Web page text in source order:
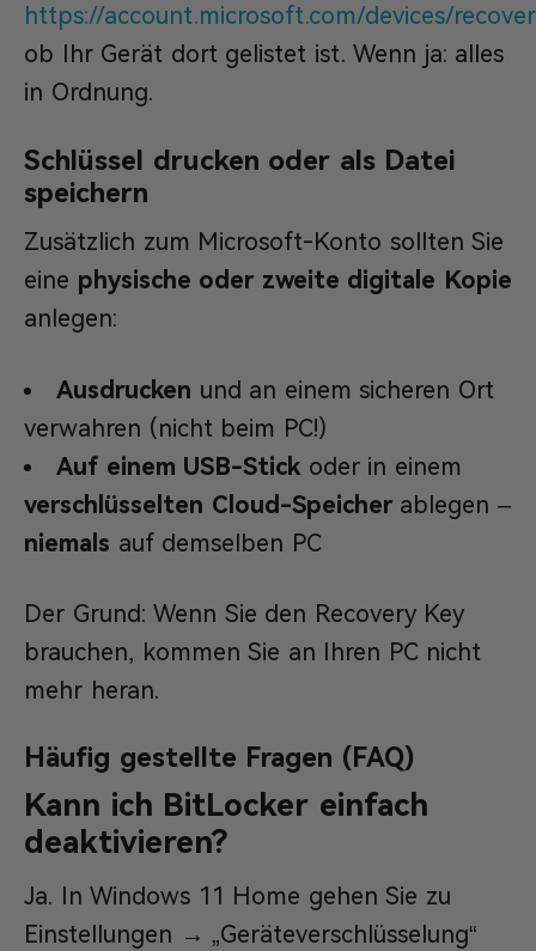
https://account.microsoft.com/devices/
ob Ihr Gerät dort gelistet ist. Wenn ja: alles
in Ordnung.
Schlüssel drucken oder als Datei
speichern
Zusätzlich zum Microsoft-Konto sollten Sie
eine physische oder zweite digitale Kopie
anlegen:
Ausdrucken und an einem sicheren Ort
verwahren (nicht beim PC!)
Auf einem USB-Stick oder in einem
verschlüsselten Cloud-Speicherablegen –
niemals auf demselben PC
Der Grund: Wenn Sie den Recovery Key
brauchen, kommen Sie an Ihren PC nicht
mehr heran.
Häufig gestellte Fragen (FAQ)
Kann ich BitLocker einfach
deaktivieren?
Ja. In Windows 11 Home gehen Sie zu
Einstellungen → „Geräteverschlüsselung“